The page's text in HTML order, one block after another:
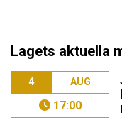
Lagets aktuella
4 AUG
17:00